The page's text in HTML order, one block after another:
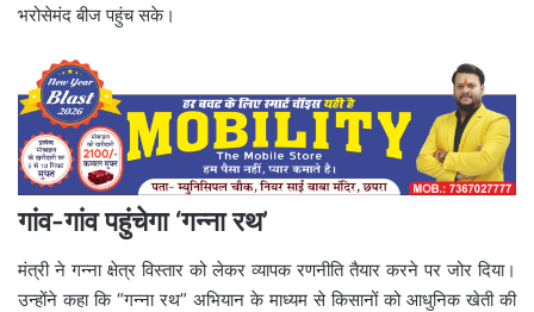
भरोसेमंद बीज पहुंच सके।
गांव-गांव पहुंचेगा ‘गन्ना रथ’
मंत्री ने गन्ना क्षेत्र विस्तार को लेकर व्यापक रणनीति तैयार करने पर जोर दिया।
उन्होंने कहा कि “गन्ना रथ” अभियान के माध्यम से किसानों को आधुनिक खेती की